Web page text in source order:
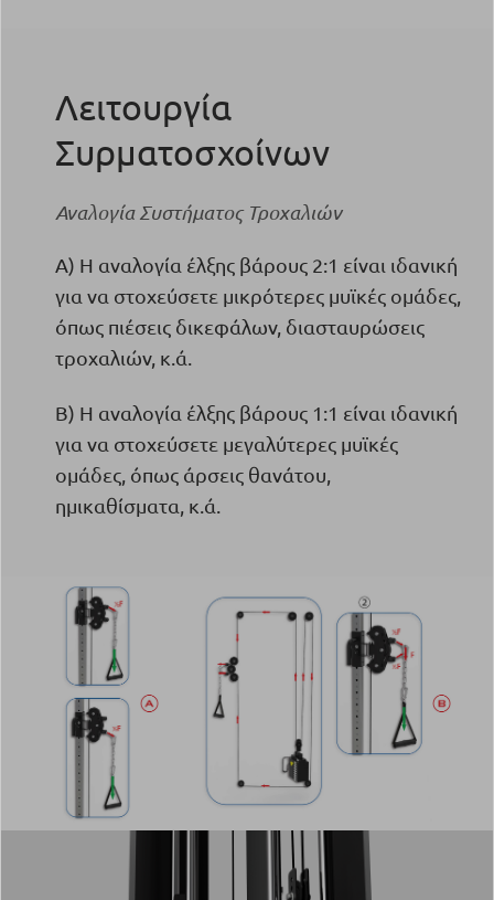
Λειτουργία
Συρματοσχοίνων
Αναλογία Συστήματος Τροχαλιών
A) Η αναλογία έλξης βάρους 2:1 είναι ιδανική
για να στοχεύσετε μικρότερες μυϊκές ομάδες,
όπως πιέσεις δικεφάλων, διασταυρώσεις
τροχαλιών, κ.ά.
B) Η αναλογία έλξης βάρους 1:1 είναι ιδανική
για να στοχεύσετε μεγαλύτερες μυϊκές
ομάδες, όπως άρσεις θανάτου,
ημικαθίσματα, κ.ά.